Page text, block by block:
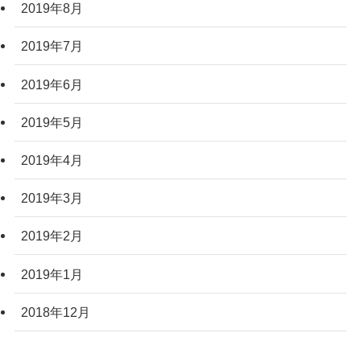
2019年8月
2019年7月
2019年6月
2019年5月
2019年4月
2019年3月
2019年2月
2019年1月
2018年12月